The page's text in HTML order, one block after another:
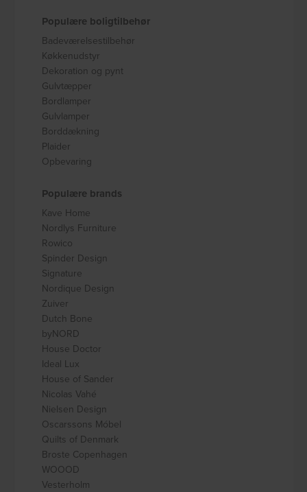
Populære boligtilbehør
Badeværelsestilbehør
Køkkenudstyr
Dekoration og pynt
Gulvtæpper
Bordlamper
Gulvlamper
Borddækning
Plaider
Opbevaring
Populære brands
Kave Home
Nordlys Furniture
Rowico
Spinder Design
Signature
Nordique Design
Zuiver
Dutch Bone
byNORD
House Doctor
Ideal Lux
House of Sander
Nicolas Vahé
Nielsen Design
Oscarssons Móbel
Quilts of Denmark
Broste Copenhagen
WOOOD
Vesterholm